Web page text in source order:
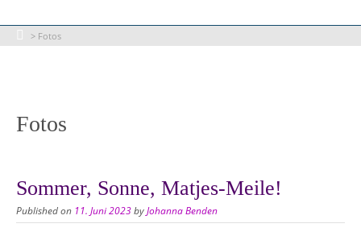
> Fotos
Fotos
Sommer, Sonne, Matjes-Meile!
Published on 11. Juni 2023byJohanna Benden